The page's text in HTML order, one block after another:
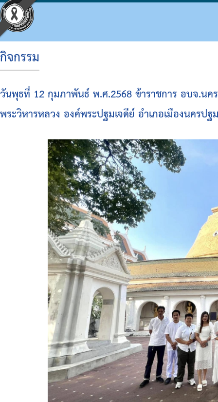
ข้อมูลพื้นฐาน
วิสัยทัศน์
อำนาจหน้าที่
โครงสร้างผู้บริหาร
โครงสร้างฝ่ายการเมือง
โครงสร้างส่วนราชการ
โครงสร้างโรงพยาบาลส่งเสริมสุขภาพตำบลใน
โครงสร้างการบริหารงาน
แผนพัฒนาท้องถิ่น
แผนดำเนินงาน
ผลการดำเนินงาน
รายงานติดตามผลการดำเนินการประจำปี รอ
รายงานติดตามผลการดำเนินการประจำปี
เงินสะสม
ความก้าวหน้าในการดำเนินงานตามแผนการด
รายงานความก้าวหน้าการจัดซื้อจัดจ้างหรือกา
สรุปผลการจัดซื้อจัดจ้างหรือการจัดหาพัสดุราย
รายงานผลการจัดซื้อจัดจ้างหรือการจัดหาพัส
แผนการบริหารและพัฒนาบุคคล
รายงานผลการบริหารและพัฒนาทรัพยากรบุค
หลักเกณฑ์การบริหารทรัพยากรบุคคล
ข่าวประชาสัมพันธ์
ประชาสัมพันธ์สภา
มติที่ประชุมสภา
รายงานการประชุมสภา
ประกาศจัดซื้อจัดจ้าง
สรุปผลการจัดซื้อจัดจ้าง
หนังสือราชการ
ข่าวประชาสัมพันธ์เพื่อเสริมสร้างคุณธรรมและ
สถิติข้อมูลการให้บริการประชาชน
แนวทางปฏิบัติเรื่องร้องเรียน
ประกาศเจตนารมณ์ นโยบาย No Gift Policy
แผนปฏิบัติการป้องกันการทุจริต
มาตรการส่งเสริมคุณธรรมและความโปร่งใสภ
รายงานผลการดำเนินการเพื่อส่งเสริมคุณธรร
รายงานผลการดำเนินการป้องกันการทุจริต
กิจกรรม
วันพุธที่ 12 กุมภาพันธ์ พ.ศ.2568 ข้าราชการ อบจ.น
พระวิหารหลวง องค์พระปฐมเจดีย์ อำเภอเมืองนครป